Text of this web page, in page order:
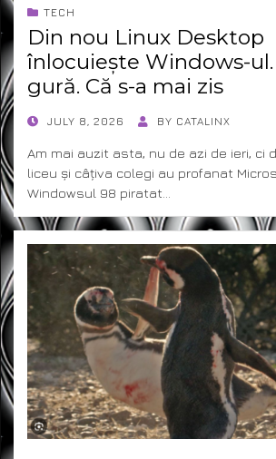
TECH
Din nou Linux Desktop
înlocuiește Windows-
gură. Că s-a mai zis
POSTED
JULY 8, 2026 BY CATALINX
Am mai auzit asta, nu de azi de ieri, ci
liceu și câțiva colegi au profanat
Windowsul 98 piratat…